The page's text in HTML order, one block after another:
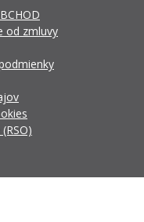
od zmluvy